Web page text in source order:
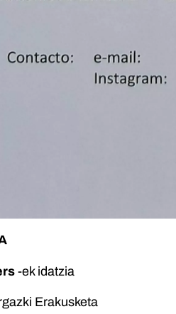
-ek idatzia
Erakusketa